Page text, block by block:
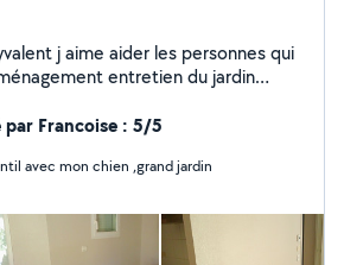
j aime aider les personnes qui
par Francoise : 5/5
avec mon chien ,grand jardin